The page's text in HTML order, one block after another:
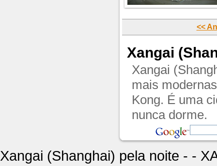
<<
Xangai
Xangai
mais
Kong. É uma
nunca dorme.
Xangai (Shanghai) pela noite - -